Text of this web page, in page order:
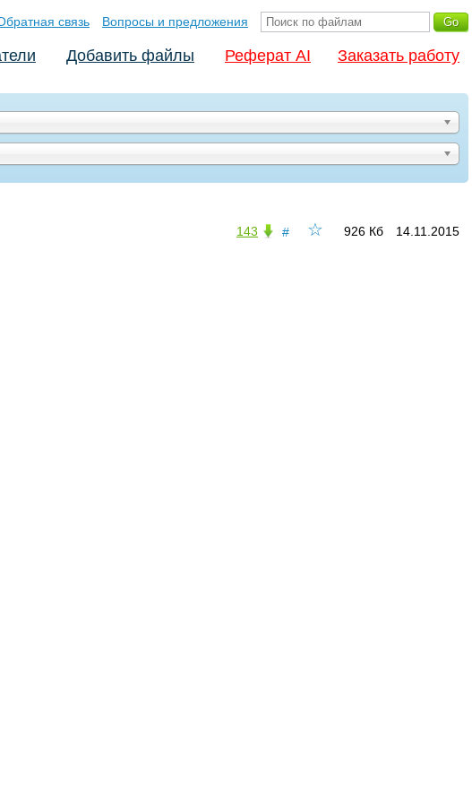
связь Вопросы и предложения
Добавить файлы Реферат AI Заказать работу
☆
# 14.11.2015
926 Кб
143